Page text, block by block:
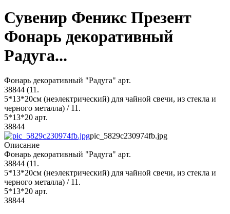
Сувенир Феникс Презент
Фонарь декоративный
Радуга...
Фонарь декоративный "Радуга" арт.
38844 (11.
5*13*20см (неэлектрический) для чайной свечи, из стекла и
черного металла) / 11.
5*13*20 арт.
38844
pic_5829c230974fb.jpg
Описание
Фонарь декоративный "Радуга" арт.
38844 (11.
5*13*20см (неэлектрический) для чайной свечи, из стекла и
черного металла) / 11.
5*13*20 арт.
38844